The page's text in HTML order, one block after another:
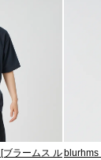
ブラームス ル blurhms